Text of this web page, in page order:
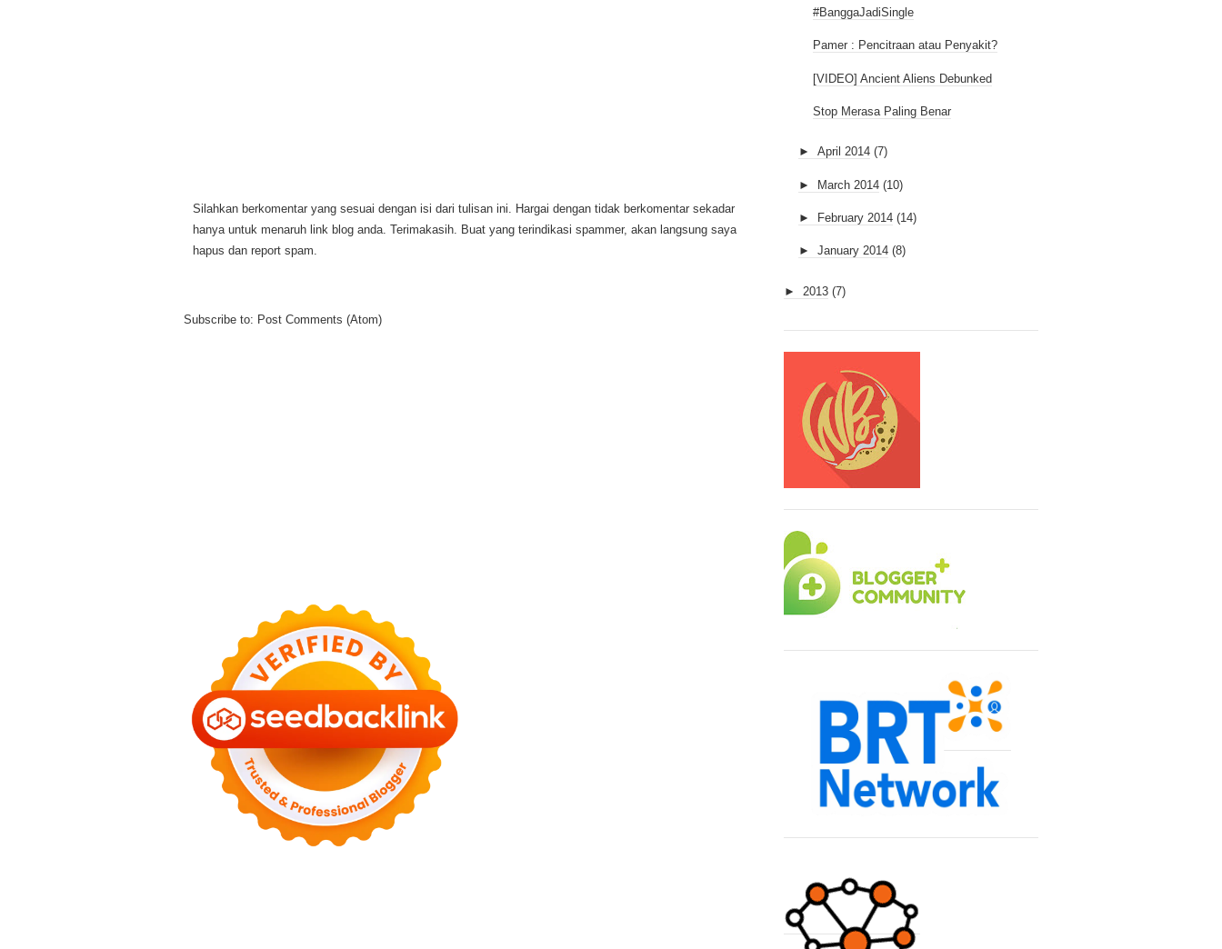
Silahkan berkomentar yang sesuai dengan isi dari tulisan ini. Hargai dengan tidak berkomentar sekadar
hanya untuk menaruh link blog anda. Terimakasih. Buat yang terindikasi spammer, akan langsung saya
hapus dan report spam.
Subscribe to: Post Comments (Atom)
#BanggaJadiSingle
Pamer : Pencitraan atau Penyakit?
[VIDEO] Ancient Aliens Debunked
Stop Merasa Paling Benar
► April 2014 (7)
► March 2014 (10)
► February 2014 (14)
► January 2014 (8)
► 2013 (7)